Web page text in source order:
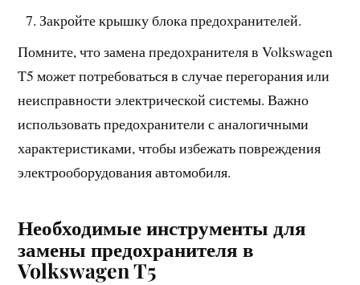
Закройте крышку блока предохранителей.
Помните, что замена предохранителя в Volkswagen
T5 может потребоваться в случае перегорания или
неисправности электрической системы. Важно
использовать предохранители с аналогичными
характеристиками, чтобы избежать повреждения
электрооборудования автомобиля.
Необходимые инструменты для
замены предохранителя в
Volkswagen T5